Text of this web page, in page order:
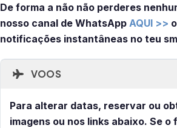
De forma a não não perderes
nosso canal de WhatsApp AQUI >>
notificações instantâneas no teu
VOOS
Para alterar datas, reservar ou
imagens ou nos links abaixo. Se